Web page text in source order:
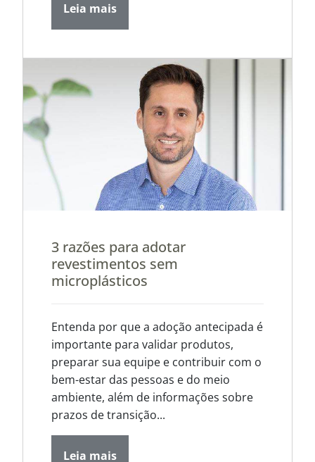
Leia mais
3 razões para adotar
revestimentos sem
microplásticos
Entenda por que a adoção antecipada é
importante para validar produtos,
preparar sua equipe e contribuir com o
bem-estar das pessoas e do meio
ambiente, além de informações sobre
prazos de transição...
Leia mais